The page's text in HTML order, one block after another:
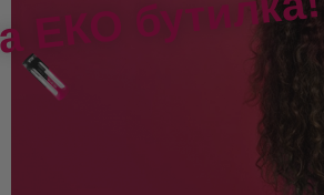
ЕКО бутилка!